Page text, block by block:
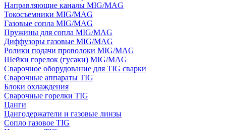
Направляющие каналы MIG/MAG
Токосъемники MIG/MAG
Газовые сопла MIG/MAG
Пружины для сопла MIG/MAG
Диффузоры газовые MIG/MAG
Ролики подачи проволоки MIG/MAG
Шейки горелок (гусаки) MIG/MAG
Сварочное оборудование для TIG сварки
Сварочные аппараты TIG
Блоки охлаждения
Сварочные горелки TIG
Цанги
Цангодержатели и газовые линзы
Сопло газовое TIG